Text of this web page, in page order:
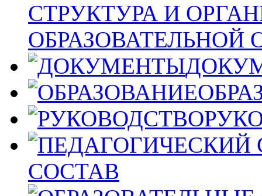
СТРУКТУРА И
ОБРАЗОВАТЕЛЬНОЙ
СОСТАВ